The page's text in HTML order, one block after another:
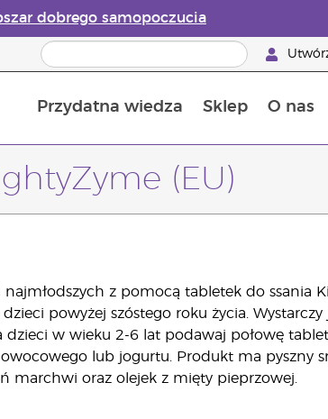
dobrego samopoczucia
Przydatna wiedza Sklep O nas
(EU)
z pomocą tabletek do ssania
powyżej szóstego roku życia.
dzieci w wieku 2-6 lat podawaj połowę
lub jogurtu. Produkt ma pyszny
marchwi oraz olejek z mięty pieprzowej.